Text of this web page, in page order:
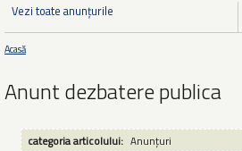
Vezi toate anunțurile
Eşti aici
Acasă
Anunt dezbatere publica
categoria articolului: Anunțuri